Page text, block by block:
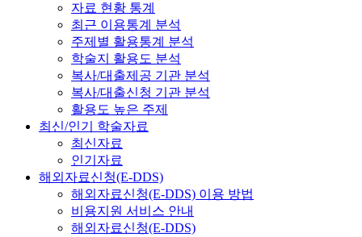
자료 현황 통계
최근 이용통계 분석
주제별 활용통계 분석
학술지 활용도 분석
복사/대출제공 기관 분석
복사/대출신청 기관 분석
활용도 높은 주제
최신/인기 학술자료
최신자료
인기자료
해외자료신청(E-DDS)
해외자료신청(E-DDS) 이용 방법
비용지원 서비스 안내
해외자료신청(E-DDS)